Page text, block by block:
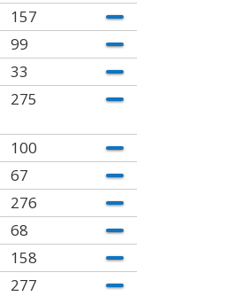
157
99
33
275
100
67
276
68
158
277